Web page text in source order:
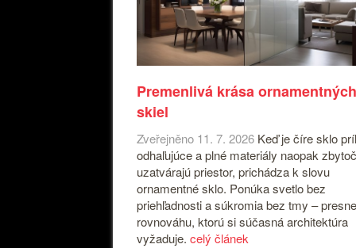
Premenlivá krása ornamentných
skiel
Zveřejněno 11. 7. 2026 Keď je číre sklo
odhaľujúce a plné materiály naopak
uzatvárajú priestor, prichádza k slovu
ornamentné sklo. Ponúka svetlo bez
priehľadnosti a súkromia bez tmy –
rovnováhu, ktorú si súčasná architektúra
vyžaduje. celý článek